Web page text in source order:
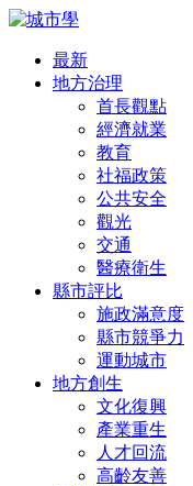
最新
地方治理
首長觀點
經濟就業
教育
社福政策
公共安全
觀光
交通
醫療衛生
縣市評比
施政滿意度
縣市競爭力
運動城市
地方創生
文化復興
產業重生
人才回流
高齡友善